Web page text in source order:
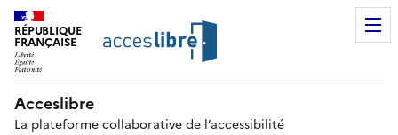
RÉPUBLIQUE
FRANÇAISE
Acceslibre
La plateforme collaborative de l’accessibilité